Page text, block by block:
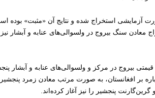
آزمایشی استخراج شده و نتایج آن «مثبت» بوده
معادن سنگ بیروج در ولسوالی‌های عنابه و آبشار
بر افغانستان، به صورت مرتب معادن زمرد
پنجشیر را نیز آغاز کرده‌اند.